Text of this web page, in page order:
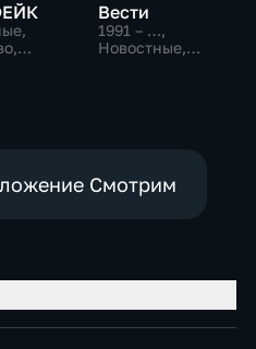
Вести
1991 – …,
Новостные,
Смотрим